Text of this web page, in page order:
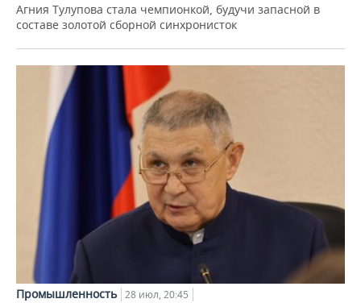
Агния Тулупова стала чемпионкой, будучи запасной в
составе золотой сборной синхронисток
Промышленность 28 июл, 20:45